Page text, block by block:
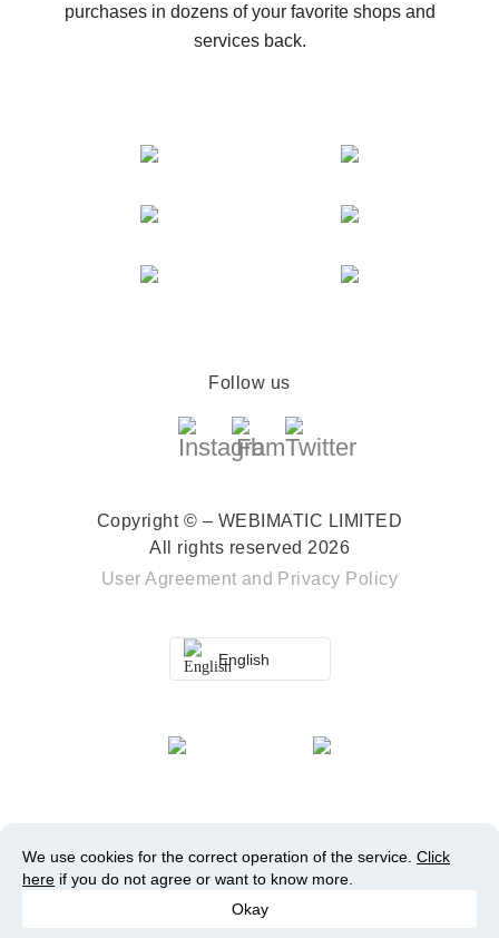
purchases in dozens of your favorite shops and
services back.
Follow us
Copyright © – WEBIMATIC LIMITED
All rights reserved 2026
User Agreement and Privacy Policy
English
We use cookies for the correct operation of the service. Click
here if you do not agree or want to know more.
Okay